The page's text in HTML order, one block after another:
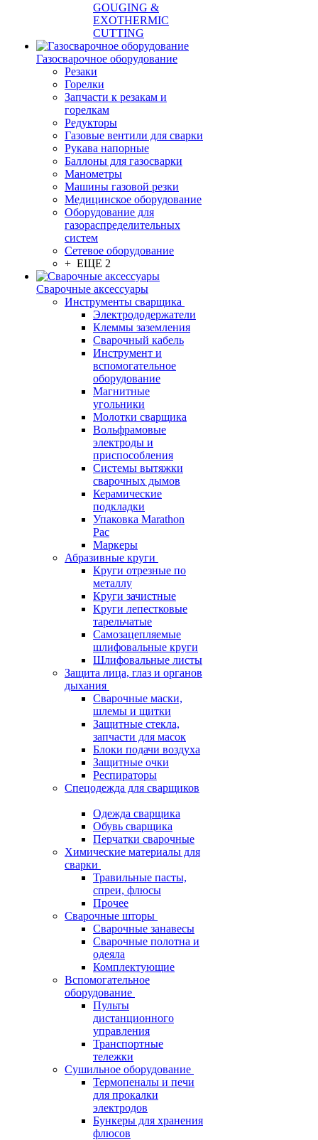
GOUGING &
EXOTHERMIC
CUTTING
Газосварочное оборудование
Резаки
Горелки
Запчасти к резакам и
горелкам
Редукторы
Газовые вентили для сварки
Рукава напорные
Баллоны для газосварки
Манометры
Машины газовой резки
Медицинское оборудование
Оборудование для
газораспределительных
систем
Сетевое оборудование
+ ЕЩЕ 2
Сварочные аксессуары
Инструменты сварщика
Электрододержатели
Клеммы заземления
Сварочный кабель
Инструмент и
вспомогательное
оборудование
Магнитные
угольники
Молотки сварщика
Вольфрамовые
электроды и
приспособления
Системы вытяжки
сварочных дымов
Керамические
подкладки
Упаковка Marathon
Pac
Маркеры
Абразивные круги
Круги отрезные по
металлу
Круги зачистные
Круги лепестковые
тарельчатые
Самозацепляемые
шлифовальные круги
Шлифовальные листы
Защита лица, глаз и органов
дыхания
Сварочные маски,
шлемы и щитки
Защитные стекла,
запчасти для масок
Блоки подачи воздуха
Защитные очки
Респираторы
Спецодежда для сварщиков
Одежда сварщика
Обувь сварщика
Перчатки сварочные
Химические материалы для
сварки
Травильные пасты,
спреи, флюсы
Прочее
Сварочные шторы
Сварочные занавесы
Сварочные полотна и
одеяла
Комплектующие
Вспомогательное
оборудование
Пульты
дистанционного
управления
Транспортные
тележки
Сушильное оборудование
Термопеналы и печи
для прокалки
электродов
Бункеры для хранения
флюсов